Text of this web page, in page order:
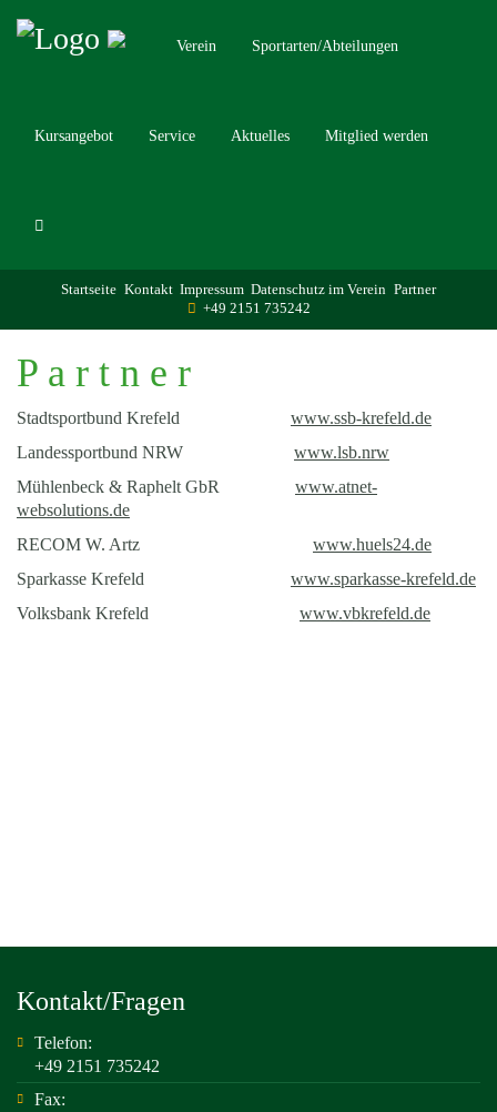
Verein Sportarten/Abteilungen
Kursangebot Service Aktuelles Mitglied werden
Startseite Kontakt Impressum Datenschutz im Verein Partner
+49 2151 735242
P a r t n e r
Stadtsportbund Krefeld www.ssb-krefeld.de
Landessportbund NRW www.lsb.nrw
Mühlenbeck & Raphelt GbR www.atnet-
websolutions.de
RECOM W. Artz www.huels24.de
Sparkasse Krefeld www.sparkasse-krefeld.de
Volksbank Krefeld www.vbkrefeld.de
Kontakt/Fragen
Telefon:
+49 2151 735242
Fax: